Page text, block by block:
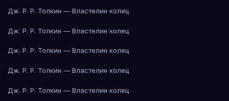
Дж. Р. Р. Толкин — Властелин колец
Дж. Р. Р. Толкин — Властелин колец
Дж. Р. Р. Толкин — Властелин колец
Дж. Р. Р. Толкин — Властелин колец
Дж. Р. Р. Толкин — Властелин колец